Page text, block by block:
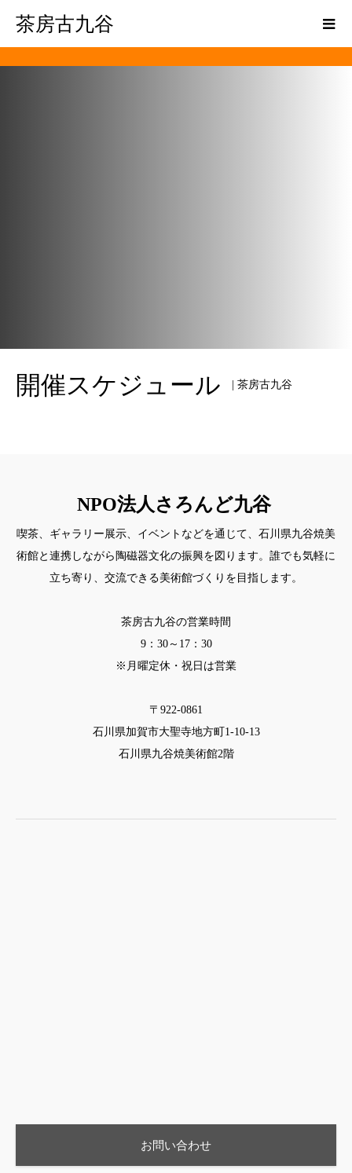
茶房古九谷
開催スケジュール | 茶房古九谷
NPO法人さろんど九谷
喫茶、ギャラリー展示、イベントなどを通じて、石川県九谷焼美
術館と連携しながら陶磁器文化の振興を図ります。誰でも気軽に
立ち寄り、交流できる美術館づくりを目指します。
茶房古九谷の営業時間
9：30～17：30
※月曜定休・祝日は営業
〒922-0861
石川県加賀市大聖寺地方町1-10-13
石川県九谷焼美術館2階
お問い合わせ